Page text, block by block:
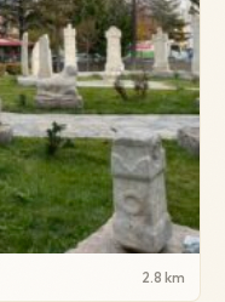
2.8 km